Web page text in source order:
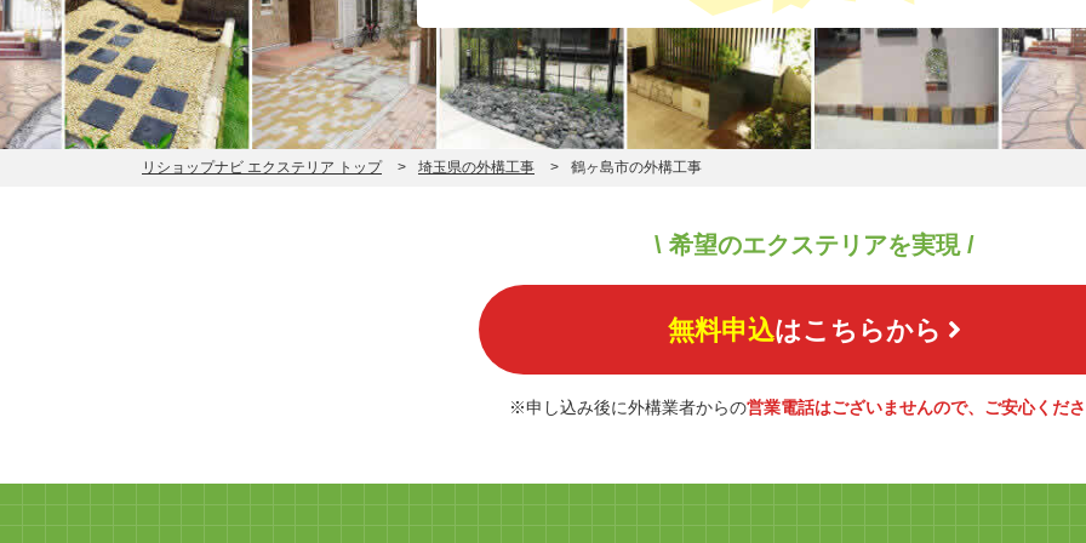
リショップナビ エクステリア トップ 埼玉県の外構工事 鶴ヶ島市の外構工事
\ 希望のエクステリアを実現 /
無料申込はこちらから
※申し込み後に外構業者からの営業電話はございませんので、ご安心くだ